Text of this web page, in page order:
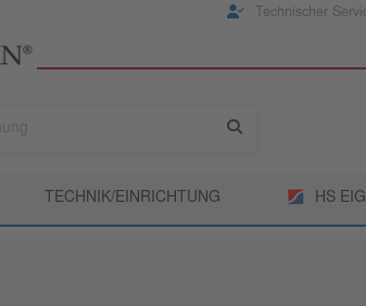
Technischer
TECHNIK/EINRICHTUNG HS